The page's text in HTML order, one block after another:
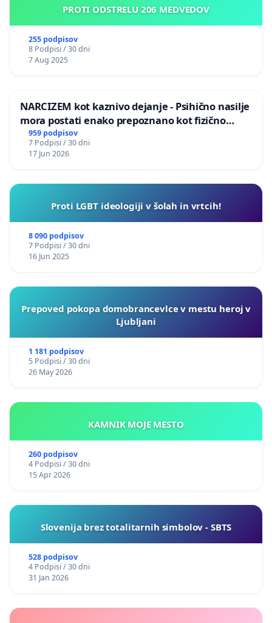
PROTI ODSTRELU 206 MEDVEDOV
255 podpisov
8 Podpisi / 30 dni
7 Aug 2025
NARCIZEM kot kaznivo dejanje - Psihično nasilje
mora postati enako prepoznano kot fizično
nasilje
959 podpisov
7 Podpisi / 30 dni
17 Jun 2026
Proti LGBT ideologiji v šolah in vrtcih!
8 090 podpisov
7 Podpisi / 30 dni
16 Jun 2025
Prepoved pokopa domobrancevlce v mestu heroj v
Ljubljani
1 181 podpisov
5 Podpisi / 30 dni
26 May 2026
KAMNIK MOJE MESTO
260 podpisov
4 Podpisi / 30 dni
15 Apr 2026
Slovenija brez totalitarnih simbolov - SBTS
528 podpisov
4 Podpisi / 30 dni
31 Jan 2026